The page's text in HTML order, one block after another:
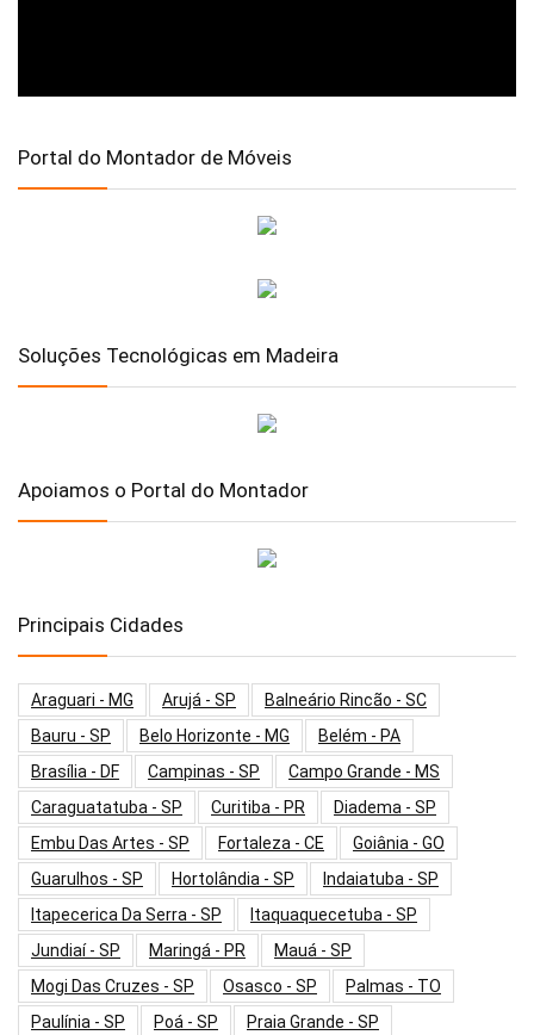
Portal do Montador de Móveis
Soluções Tecnológicas em Madeira
Apoiamos o Portal do Montador
Principais Cidades
Araguari - MG Arujá - SP
Balneário Rincão - SC
Bauru - SP
Belo Horizonte - MG
Belém - PA
Brasília - DF
Campinas - SP
Campo Grande - MS
Caraguatatuba - SP
Curitiba - PR
Diadema - SP
Embu Das Artes - SP
Fortaleza - CE
Goiânia - GO
Guarulhos - SP
Hortolândia - SP
Indaiatuba - SP
Itapecerica Da Serra - SP
Itaquaquecetuba - SP
Jundiaí - SP
Maringá - PR
Mauá - SP
Mogi Das Cruzes - SP
Osasco - SP
Palmas - TO
Paulínia - SP
Poá - SP
Praia Grande - SP